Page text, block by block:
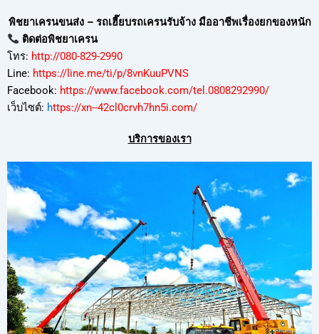
พิชยาเครนขนส่ง – รถเฮี๊ยบรถเครนรับจ้าง มืออาชีพเรื่องยกของหนัก
ติดต่อพิชยาเครน
โทร: http://080-829-2990
Line: https://line.me/ti/p/8vnKuuPVNS
Facebook: https://www.facebook.com/tel.0808292990/
เว็บไซต์: https://xn--42cl0crvh7hn5i.com/
บริการของเรา